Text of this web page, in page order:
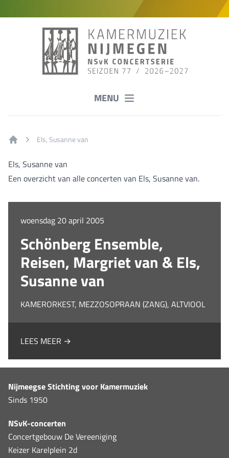
MENU
Els, Susanne van
Els, Susanne van
Een overzicht van alle concerten van Els, Susanne van.
woensdag 20 april 2005
Schönberg Ensemble,
Reisen, Margriet van & Els,
Susanne van
KAMERORKEST, MEZZOSOPRAAN (ZANG), ALTVIOOL
LEES MEER →
Nijmeegse Stichting voor Kamermuziek
Sinds 1950
NSvK-concerten
Concertgebouw De Vereeniging
Keizer Karelplein 2d